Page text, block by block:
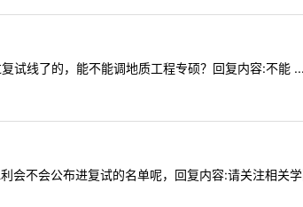
线了的，能不能调地质工程专硕？回复内容:不能 ...
不会公布进复试的名单呢，回复内容:请关注相关